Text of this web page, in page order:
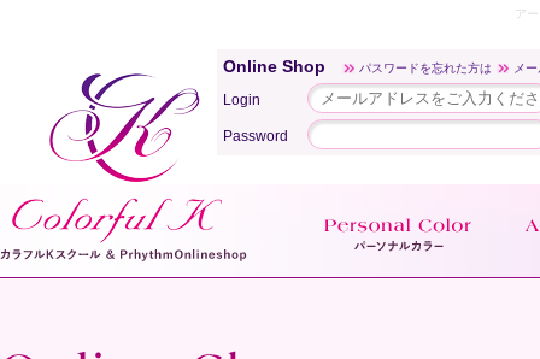
ア
Online Shop パスワードを忘れた方は メ
Login
Password